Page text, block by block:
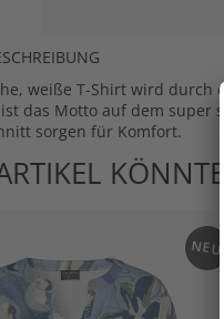
weiße T-Shirt wird durch
das Motto auf dem super
sorgen für Komfort.
NEU